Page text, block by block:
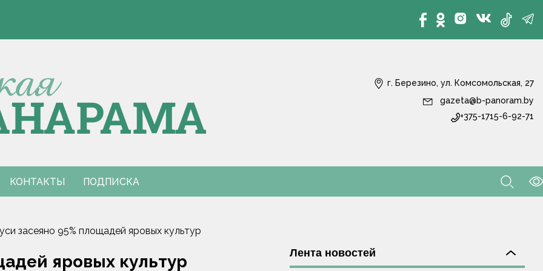
по пятиборью
с КАМАЗом
по пятиборью
с КАМАЗом
г. Березино, ул. Комсомольская, 27
gazeta@b-panoram.by
+375-1715-6-92-71
КОНТАКТЫ ПОДПИСКА
засеяно 95% площадей яровых культур
яровых культур Лента новостей